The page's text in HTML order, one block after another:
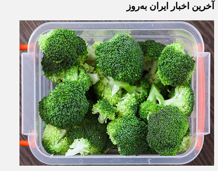
آخرین اخبار ایران به‌روز